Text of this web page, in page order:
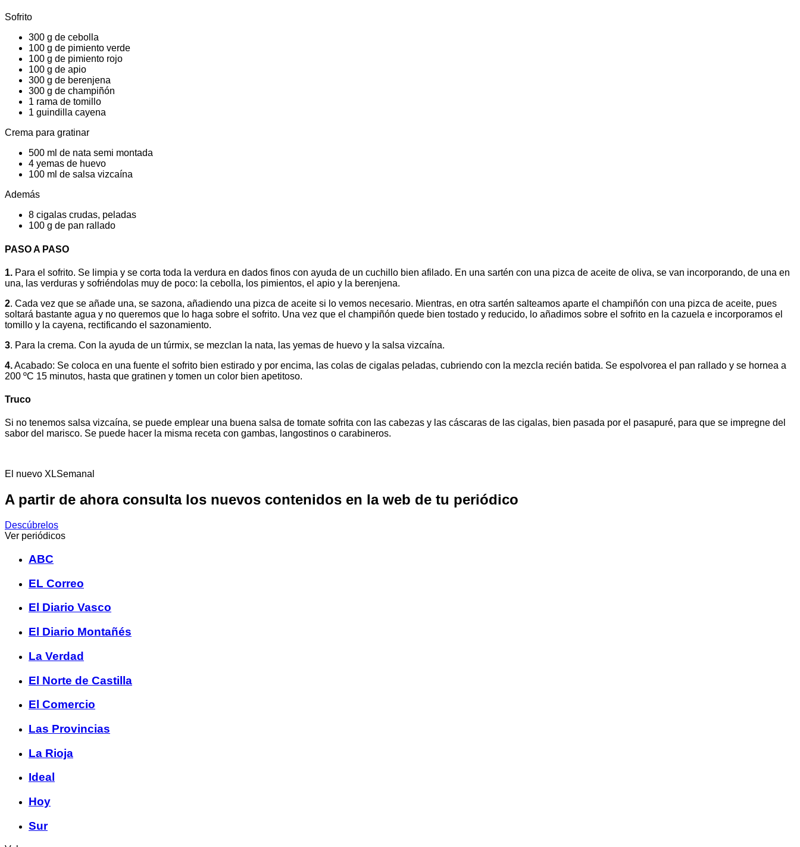
Sofrito
300 g de cebolla
100 g de pimiento verde
100 g de pimiento rojo
100 g de apio
300 g de berenjena
300 g de champiñón
1 rama de tomillo
1 guindilla cayena
Crema para gratinar
500 ml de nata semi montada
4 yemas de huevo
100 ml de salsa vizcaína
Además
8 cigalas crudas, peladas
100 g de pan rallado
PASO A PASO
1. Para el sofrito. Se limpia y se corta toda la verdura en dados finos con ayuda de un cuchillo bien afilado. En una sartén con una pizca de aceite de oliva, se van incorporando, de una en
una, las verduras y sofriéndolas muy de poco: la cebolla, los pimientos, el apio y la berenjena.
2. Cada vez que se añade una, se sazona, añadiendo una pizca de aceite si lo vemos necesario. Mientras, en otra sartén salteamos aparte el champiñón con una pizca de aceite, pues
soltará bastante agua y no queremos que lo haga sobre el sofrito. Una vez que el champiñón quede bien tostado y reducido, lo añadimos sobre el sofrito en la cazuela e incorporamos el
tomillo y la cayena, rectificando el sazonamiento.
3. Para la crema. Con la ayuda de un túrmix, se mezclan la nata, las yemas de huevo y la salsa vizcaína.
4.Acabado: Se coloca en una fuente el sofrito bien estirado y por encima, las colas de cigalas peladas, cubriendo con la mezcla recién batida. Se espolvorea el pan rallado y se hornea a
200 ºC 15 minutos, hasta que gratinen y tomen un color bien apetitoso.
Truco
Si no tenemos salsa vizcaína, se puede emplear una buena salsa de tomate sofrita con las cabezas y las cáscaras de las cigalas, bien pasada por el pasapuré, para que se impregne del
sabor del marisco. Se puede hacer la misma receta con gambas, langostinos o carabineros.
El nuevo XLSemanal
A partir de ahora consulta los nuevos contenidos en la web de tu periódico
Descúbrelos
Ver periódicos
ABC
EL Correo
El Diario Vasco
El Diario Montañés
La Verdad
El Norte de Castilla
El Comercio
Las Provincias
La Rioja
Ideal
Hoy
Sur